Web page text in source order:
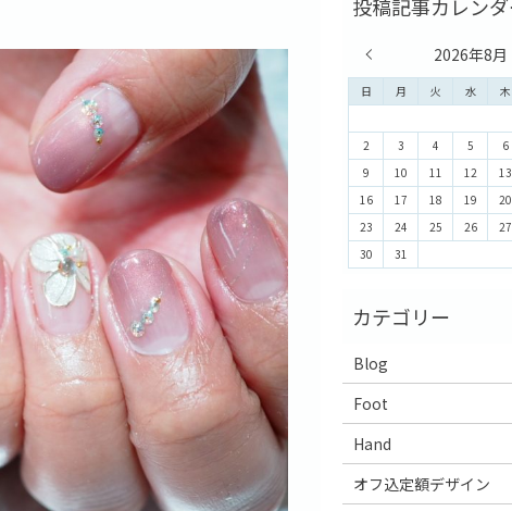
2026年8月
日 月 火 水 木
2
3 4 5 6
9
10 11 12 13
16
17 18 19 20
23
24 25 26 27
30
31
Blog
Foot
Hand
オフ込定額デザイン